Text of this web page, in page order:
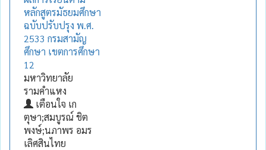
หลักสูตรมัธยมศึกษา
ฉบับปรับปรุง พ.ศ.
2533 กรมสามัญ
ศึกษา เขตการศึกษา
12
มหาวิทยาลัย
รามคำแหง
เตือนใจ เก
ตุษา;สมบูรณ์ ชิต
พงษ์;นภาพร อมร
เลิศสินไทย